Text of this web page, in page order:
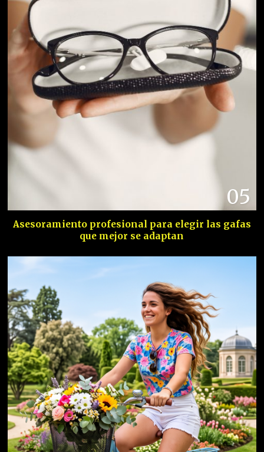
05
Asesoramiento profesional para elegir las gafas
que mejor se adaptan